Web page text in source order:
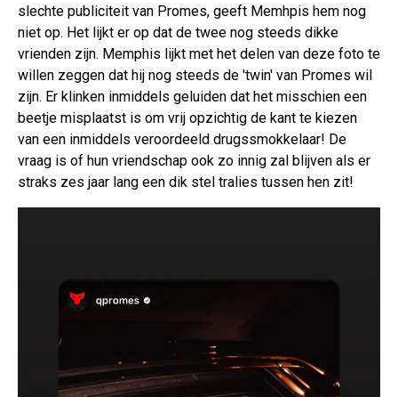
slechte publiciteit van Promes, geeft Memhpis hem nog
niet op. Het lijkt er op dat de twee nog steeds dikke
vrienden zijn. Memphis lijkt met het delen van deze foto te
willen zeggen dat hij nog steeds de 'twin' van Promes wil
zijn. Er klinken inmiddels geluiden dat het misschien een
beetje misplaatst is om vrij opzichtig de kant te kiezen
van een inmiddels veroordeeld drugssmokkelaar! De
vraag is of hun vriendschap ook zo innig zal blijven als er
straks zes jaar lang een dik stel tralies tussen hen zit!